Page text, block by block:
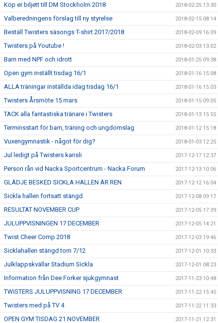
Köp er biljett till DM Stockholm 2018 2018-02-25 13:30
Valberedningens förslag till ny styrelse 2018-02-15 08:14
Beställ Twisters säsongs T-shirt 2017/2018 2018-02-09 16:09
Twisters på Youtube ! 2018-02-03 13:02
Barn med NPF och idrott 2018-01-25 09:38
Open gym inställt tisdag 16/1 2018-01-16 15:08
ALLA träningar inställda idag tisdag 16/1 2018-01-16 15:03
Twisters Årsmöte 15 mars 2018-01-15 09:05
TACK alla fantastiska tränare i Twisters 2018-01-13 15:55
Terminsstart för barn, träning och ungdomslag 2018-01-12 15:18
Vuxengymnastik - något för dig? 2018-01-03 12:25
Jul ledigt på Twisters kansli 2017-12-17 12:37
Person rån vid Nacka Sportcentrum - Nacka Forum 2017-12-13 10:06
GLÄDJE BESKED SICKLA HALLEN ÄR REN 2017-12-12 16:04
Sickla hallen fortsatt stängd 2017-12-08 09:17
RESULTAT NOVEMBER CUP 2017-12-05 17:39
JULUPPVISNINGEN 17 DECEMBER 2017-12-05 14:21
Twist Cheer Comp 2018 2017-12-03 19:46
Sicklahallen stängd tom 7/12 2017-12-01 10:33
Julklappskvällar Stadium Sickla 2017-12-01 08:23
Information från Dee Forker sjukgymnast 2017-11-23 10:48
TWISTERS JULUPPVISNING 17 DECEMBER 2017-11-22 15:45
Twisters med på TV 4 2017-11-22 11:33
OPEN GYM TISDAG 21 NOVEMBER 2017-11-21 12:31